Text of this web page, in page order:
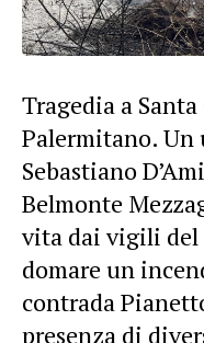
Tragedia a
Palermitano. Un
Sebastiano
Belmonte
vita dai vigili
domare un
contrada
presenza di